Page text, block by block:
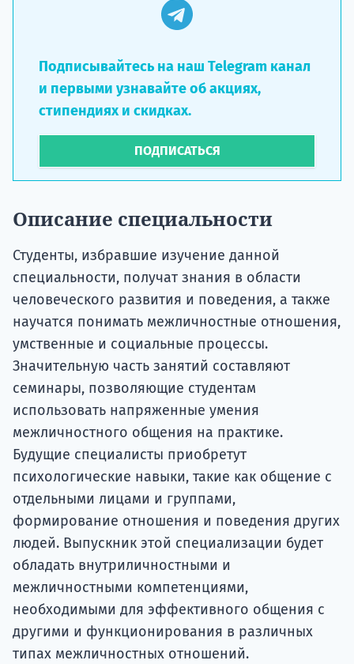
Подписывайтесь на наш Telegram канал
и первыми узнавайте об акциях,
стипендиях и скидках.
ПОДПИСАТЬСЯ
Описание специальности
Студенты, избравшие изучение данной
специальности, получат знания в области
человеческого развития и поведения, а также
научатся понимать межличностные отношения,
умственные и социальные процессы.
Значительную часть занятий составляют
семинары, позволяющие студентам
использовать напряженные умения
межличностного общения на практике.
Будущие специалисты приобретут
психологические навыки, такие как общение с
отдельными лицами и группами,
формирование отношения и поведения других
людей. Выпускник этой специализации будет
обладать внутриличностными и
межличностными компетенциями,
необходимыми для эффективного общения с
другими и функционирования в различных
типах межличностных отношений.